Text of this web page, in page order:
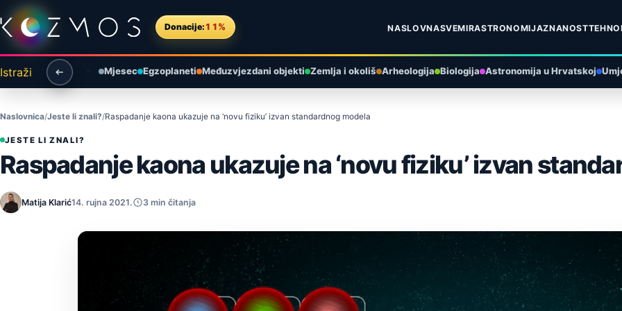
Preskoči na sadržaj
Donacije: 11% NASLOVNASVEMIRASTRONOMIJAZNANOST
Istraži Mjesec Egzoplaneti Međuzvjezdani objekti Zemlja i okoliš Arheologija Biologija Astronomija u Hrvatskoj
Naslovnica Jeste li znali? Raspadanje kaona ukazuje na ‘novu fiziku’ izvan standardnog modela
JESTE LI ZNALI?
Raspadanje kaona ukazuje na ‘novu fiziku’ izvan
Matija Klarić14. rujna 2021. 3 min čitanja